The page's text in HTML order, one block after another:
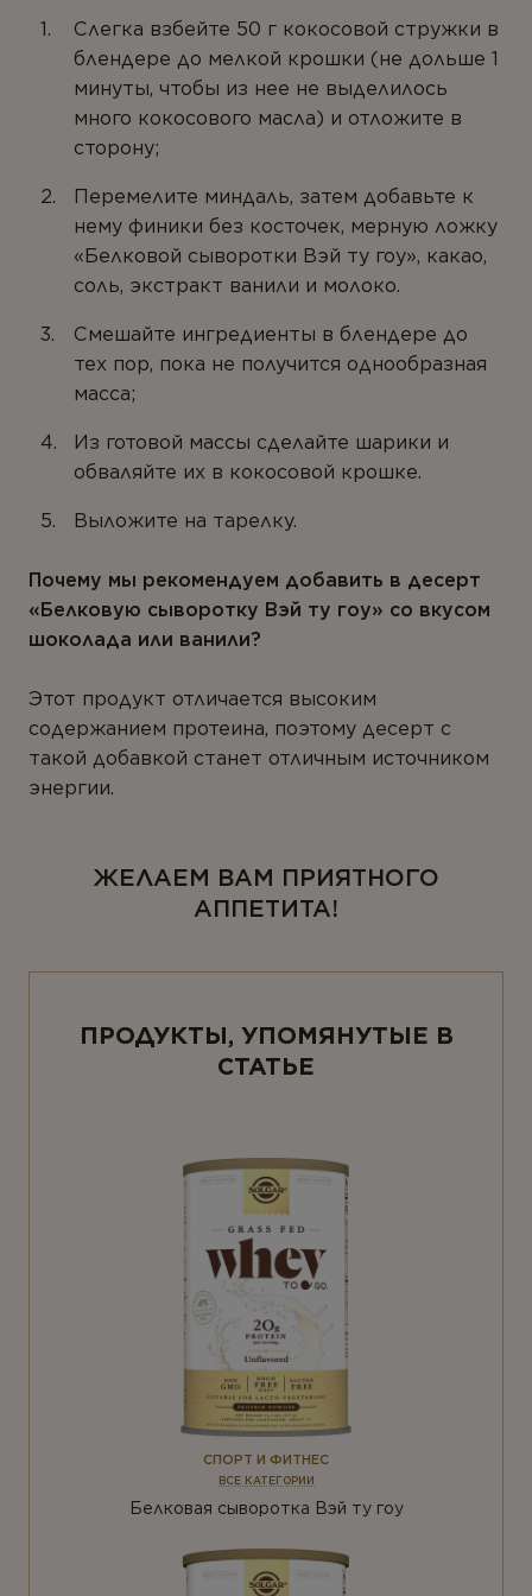
Антиоксиданты
Омега-3
Магний
Витамины
Мультивитамины
Минералы
Пробиотики
Комплексы
Коэнзим
Вегетарианство и веганство
Серия для детей
Линейка Омега-3
Слегка взбейте 50 г кокосовой стружки в
блендере до мелкой крошки (не дольше 1
минуты, чтобы из нее не выделилось
много кокосового масла) и отложите в
сторону;
Перемелите миндаль, затем добавьте к
нему финики без косточек, мерную ложку
«Белковой сыворотки Вэй ту гоу», какао,
соль, экстракт ванили и молоко.
Смешайте ингредиенты в блендере до
тех пор, пока не получится однообразная
масса;
Из готовой массы сделайте шарики и
обваляйте их в кокосовой крошке.
Выложите на тарелку.
Почему мы рекомендуем добавить в десерт
«Белковую сыворотку Вэй ту гоу» со вкусом
шоколада или ванили?
Этот продукт отличается высоким
содержанием протеина, поэтому десерт с
такой добавкой станет отличным источником
энергии.
ЖЕЛАЕМ ВАМ ПРИЯТНОГО
АППЕТИТА!
ПРОДУКТЫ, УПОМЯНУТЫЕ В
СТАТЬЕ
СПОРТ И ФИТНЕС
ВСЕ КАТЕГОРИИ
Белковая сыворотка Вэй ту гоу